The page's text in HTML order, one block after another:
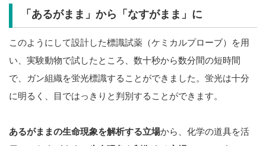
「あるがまま」から「なすがまま」に
このようにして設計した標識試薬（ケミカルプローブ）を用
い、実験動物で試したところ、数十秒から数分間の短時間
で、ガン組織を蛍光標識することができました。蛍光は十分
に明るく、目ではっきりと判別することができます。
あるがままの生命現象を解析する立場から、化学の道具を活